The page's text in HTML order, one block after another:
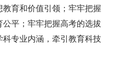
育和价值引领；牢牢把握
平；牢牢把握高考的选拔
专业内涵，牵引教育科技